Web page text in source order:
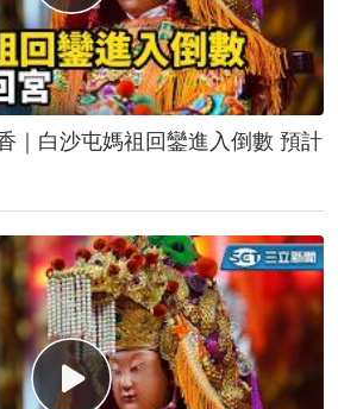
｜白沙屯媽祖回鑾進入倒數 預計